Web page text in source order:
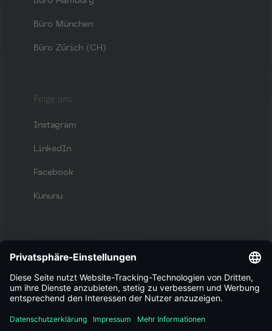
Büro München
Büro Zürich (CH)
Folge uns
Instagram
LinkedIn
Facebook
Kununu
Du bist auf der Suche nach neuen
Herausforderungen und einem tollen
Arbeitsumfeld?